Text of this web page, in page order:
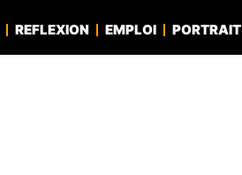
REFLEXION EMPLOI PORTRAIT